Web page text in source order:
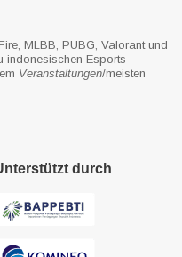
MLBB, PUBG, Valorant und
indonesischen Esports-
Veranstaltungen/meisten
durch